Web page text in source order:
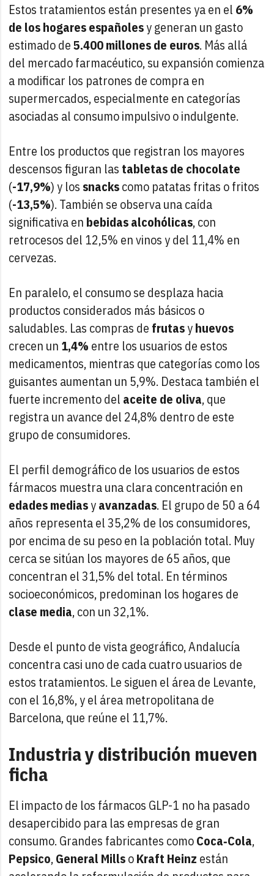
Estos tratamientos están presentes ya en el 6%
de los hogares españolesy generan un gasto
estimado de5.400 millones de euros. Más allá
del mercado farmacéutico, su expansión comienza
a modificar los patrones de compra en
supermercados, especialmente en categorías
asociadas al consumo impulsivo o indulgente.
Entre los productos que registran los mayores
descensos figuran las tabletas de chocolate
(-17,9%) y los snackscomo patatas fritas o fritos
(-13,5%). También se observa una caída
significativa en bebidas alcohólicas, con
retrocesos del 12,5% en vinos y del 11,4% en
cervezas.
En paralelo, el consumo se desplaza hacia
productos considerados más básicos o
saludables. Las compras de frutasyhuevos
crecen un 1,4% entre los usuarios de estos
medicamentos, mientras que categorías como los
guisantes aumentan un 5,9%. Destaca también el
fuerte incremento del aceite de oliva, que
registra un avance del 24,8% dentro de este
grupo de consumidores.
El perfil demográfico de los usuarios de estos
fármacos muestra una clara concentración en
edades mediasyavanzadas. El grupo de 50 a 64
años representa el 35,2% de los consumidores,
por encima de su peso en la población total. Muy
cerca se sitúan los mayores de 65 años, que
concentran el 31,5% del total. En términos
socioeconómicos, predominan los hogares de
clase media, con un 32,1%.
Desde el punto de vista geográfico, Andalucía
concentra casi uno de cada cuatro usuarios de
estos tratamientos. Le siguen el área de Levante,
con el 16,8%, y el área metropolitana de
Barcelona, que reúne el 11,7%.
Industria y distribución mueven
ficha
El impacto de los fármacos GLP-1 no ha pasado
desapercibido para las empresas de gran
consumo. Grandes fabricantes comoCoca‑Cola,
Pepsico,General MillsoKraft Heinz están